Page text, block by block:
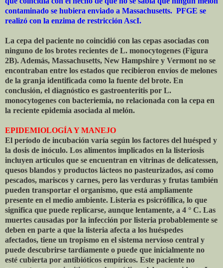
contaminado se hubiera enviado a Massachusetts. PFGE se
realizó con la enzima de restricción AscI.
La cepa del paciente no coincidió con las cepas asociadas con
ninguno de los brotes recientes de L. monocytogenes (Figura
2B). Además, Massachusetts, New Hampshire y Vermont no se
encontraban entre los estados que recibieron envíos de melones
de la granja identificada como la fuente del brote. En
conclusión, el diagnóstico es gastroenteritis por L.
monocytogenes con bacteriemia, no relacionada con la cepa en
la reciente epidemia asociada al melón.
EPIDEMIOLOGÍA Y MANEJO
El período de incubación varía según los factores del huésped y
la dosis de inóculo. Los alimentos implicados en la listeriosis
incluyen artículos que se encuentran en vitrinas de delicatessen,
quesos blandos y productos lácteos no pasteurizados, así como
pescados, mariscos y carnes, pero las verduras y frutas también
pueden transportar el organismo, que está ampliamente
presente en el medio ambiente. Listeria es psicrófílica, lo que
significa que puede replicarse, aunque lentamente, a 4 ° C. Las
muertes causadas por la infección por listeria probablemente se
deben en parte a que la listeria afecta a los huéspedes
afectados, tiene un tropismo en el sistema nervioso central y
puede descubrirse tardíamente o puede que inicialmente no
esté cubierta por antibióticos empíricos. Este paciente no